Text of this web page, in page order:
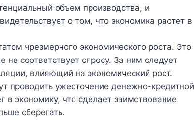
объем производства, и
о том, что экономика растет в
чрезмерного экономического роста. Это
соответствует спросу. За ним следует
влияющий на экономический рост.
проводить ужесточение денежно-кредитной
в экономику, что сделает заимствование
сберегать.